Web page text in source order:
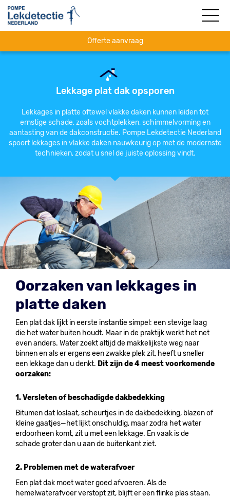
Offerte aanvraag
Lekkage plat dak opsporen
Lekkages in platte oftewel vlakke daken kunnen leiden tot
ernstige schade, zoals vochtplekken, schimmelvorming en
aantasting van de dakconstructie. Pompe Lekdetectie Nederland
spoort lekkages in vlakke daken nauwkeurig op met de modernste
technieken, zodat u snel de juiste oplossing vindt.
Oorzaken van lekkages in
platte daken
Een plat dak lijkt in eerste instantie simpel: een stevige laag
die het water buiten houdt. Maar in de praktijk werkt het net
even anders. Water zoekt altijd de makkelijkste weg naar
binnen en als er ergens een zwakke plek zit, heeft u sneller
een lekkage dan u denkt. Dit zijn de 4 meest voorkomende
oorzaken:
1. Versleten of beschadigde dakbedekking
Bitumen dat loslaat, scheurtjes in de dakbedekking, blazen of
kleine gaatjes—het lijkt onschuldig, maar zodra het water
erdoorheen komt, zit u met een lekkage. En vaak is de
schade groter dan u aan de buitenkant ziet.
2. Problemen met de waterafvoer
Een plat dak moet water goed afvoeren. Als de
hemelwaterafvoer verstopt zit, blijft er een flinke plas staan.